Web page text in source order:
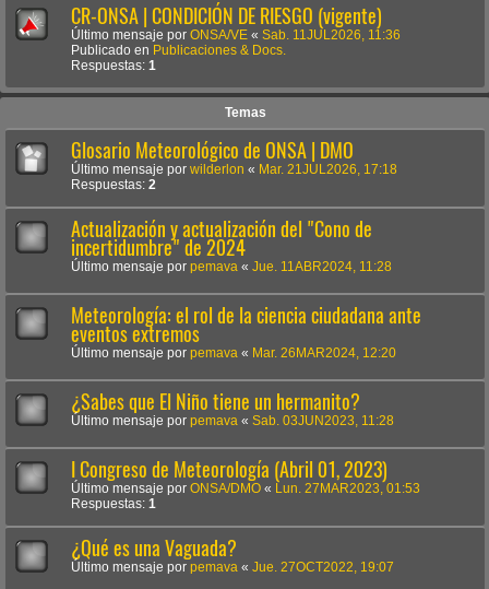
CR-ONSA | CONDICIÓN DE RIESGO (vigente)
Último mensaje por ONSA/VE « Sab. 11JUL2026, 11:36
Publicado en Publicaciones & Docs.
Respuestas: 1
Temas
Glosario Meteorológico de ONSA | DMO
Último mensaje por wilderlon « Mar. 21JUL2026, 17:18
Respuestas: 2
Actualización y actualización del "Cono de
incertidumbre" de 2024
Último mensaje por pemava « Jue. 11ABR2024, 11:28
Meteorología: el rol de la ciencia ciudadana ante
eventos extremos
Último mensaje por pemava « Mar. 26MAR2024, 12:20
¿Sabes que El Niño tiene un hermanito?
Último mensaje por pemava « Sab. 03JUN2023, 11:28
I Congreso de Meteorología (Abril 01, 2023)
Último mensaje por ONSA/DMO «
Lun. 27MAR2023, 01:53
Respuestas: 1
¿Qué es una Vaguada?
Último mensaje por pemava « Jue. 27OCT2022, 19:07